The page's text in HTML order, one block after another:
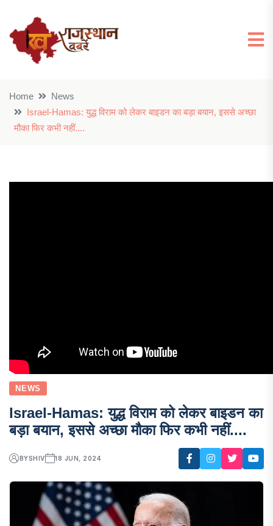
Home
News
Israel-Hamas: युद्ध विराम को लेकर बाइडन का बड़ा बयान, इससे अच्छा
मौका फिर कभी नहीं....
NEWS
Israel-Hamas: युद्ध विराम को लेकर बाइडन का
बड़ा बयान, इससे अच्छा मौका फिर कभी नहीं....
BYSHIV 18 JUN, 2024